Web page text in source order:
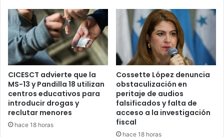
CICESCT advierte que la
MS-13 y Pandilla 18 utilizan
centros educativos para
introducir drogas y
reclutar menores
hace 18 horas
Cossette López denuncia
obstaculización en
peritaje de audios
falsificados y falta de
acceso a la investigación
fiscal
hace 18 horas